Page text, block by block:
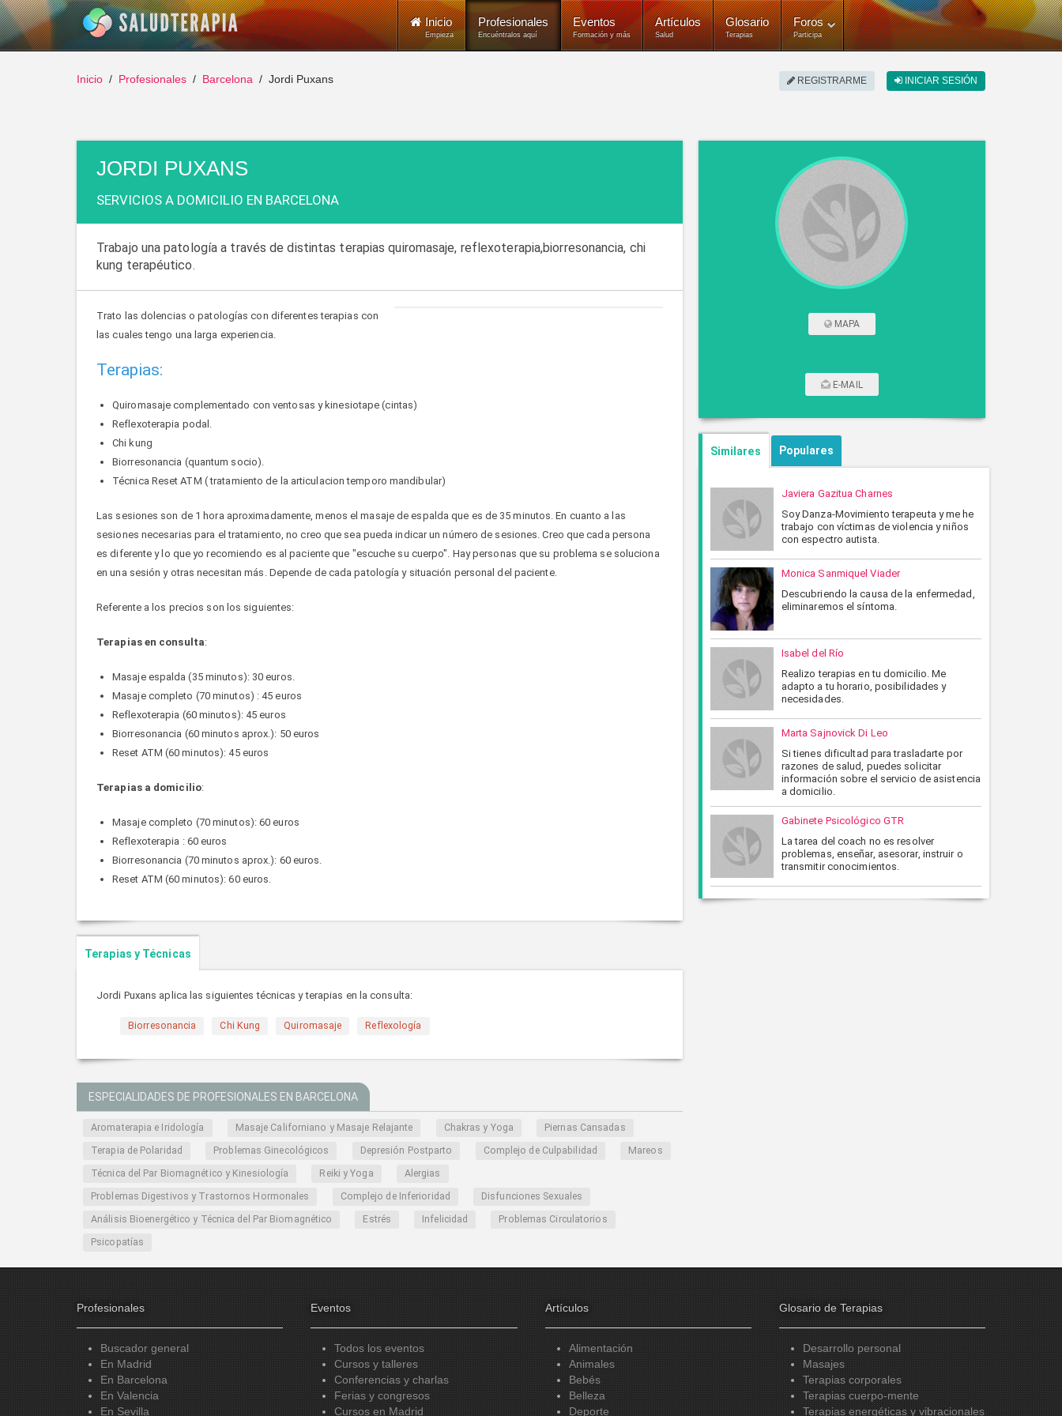
Inicio
Empieza
Profesionales
Encuéntralos aquí
Eventos
Formación y más
Artículos
Salud
Glosario
Terapias
Foros
Participa
REGISTRARME INICIAR SESIÓN
Inicio Profesionales Barcelona Jordi Puxans
JORDI PUXANS
SERVICIOS A DOMICILIO EN BARCELONA
Trabajo una patología a través de distintas terapias quiromasaje, reflexoterapia,biorresonancia, chi
kung terapéutico.
Trato las dolencias o patologías con diferentes terapias con
las cuales tengo una larga experiencia.
Terapias:
Quiromasaje complementado con ventosas y kinesiotape (cintas)
Reflexoterapia podal.
Chi kung
Biorresonancia (quantum socio).
Técnica Reset ATM ( tratamiento de la articulacion temporo mandibular)
Las sesiones son de 1 hora aproximadamente, menos el masaje de espalda que es de 35 minutos. En cuanto a las
sesiones necesarias para el tratamiento, no creo que sea pueda indicar un número de sesiones. Creo que cada persona
es diferente y lo que yo recomiendo es al paciente que "escuche su cuerpo". Hay personas que su problema se soluciona
en una sesión y otras necesitan más. Depende de cada patología y situación personal del paciente.
Referente a los precios son los siguientes:
Terapias en consulta:
Masaje espalda (35 minutos): 30 euros.
Masaje completo (70 minutos) : 45 euros
Reflexoterapia (60 minutos): 45 euros
Biorresonancia (60 minutos aprox.): 50 euros
Reset ATM (60 minutos): 45 euros
Terapias a domicilio:
Masaje completo (70 minutos): 60 euros
Reflexoterapia : 60 euros
Biorresonancia (70 minutos aprox.): 60 euros.
Reset ATM (60 minutos): 60 euros.
Terapias y Técnicas
Jordi Puxans aplica las siguientes técnicas y terapias en la consulta:
Biorresonancia Chi Kung Quiromasaje Reflexología
MAPA
E-MAIL
Similares Populares
Javiera Gazitua Charnes
Soy Danza-Movimiento terapeuta y me he
trabajo con víctimas de violencia y niños
con espectro autista.
Monica Sanmiquel Viader
Descubriendo la causa de la enfermedad,
eliminaremos el síntoma.
Isabel del Río
Realizo terapias en tu domicilio. Me
adapto a tu horario, posibilidades y
necesidades.
Marta Sajnovick Di Leo
Si tienes dificultad para trasladarte por
razones de salud, puedes solicitar
información sobre el servicio de asistencia
a domicilio.
Gabinete Psicológico GTR
La tarea del coach no es resolver
problemas, enseñar, asesorar, instruir o
transmitir conocimientos.
ESPECIALIDADES DE PROFESIONALES EN BARCELONA
Aromaterapia e Iridología Masaje Californiano y Masaje Relajante Chakras y Yoga Piernas Cansadas
Terapia de Polaridad Problemas Ginecológicos Depresión Postparto Complejo de Culpabilidad Mareos
Técnica del Par Biomagnético y Kinesiología Reiki y Yoga Alergias
Problemas Digestivos y Trastornos Hormonales Complejo de Inferioridad Disfunciones Sexuales
Análisis Bioenergético y Técnica del Par Biomagnético Estrés Infelicidad Problemas Circulatorios
Psicopatías
Profesionales
Buscador general
En Madrid
En Barcelona
En Valencia
En Sevilla
Eventos
Todos los eventos
Cursos y talleres
Conferencias y charlas
Ferias y congresos
Cursos en Madrid
Artículos
Alimentación
Animales
Bebés
Belleza
Deporte
Glosario de Terapias
Desarrollo personal
Masajes
Terapias corporales
Terapias cuerpo-mente
Terapias energéticas y vibracionales